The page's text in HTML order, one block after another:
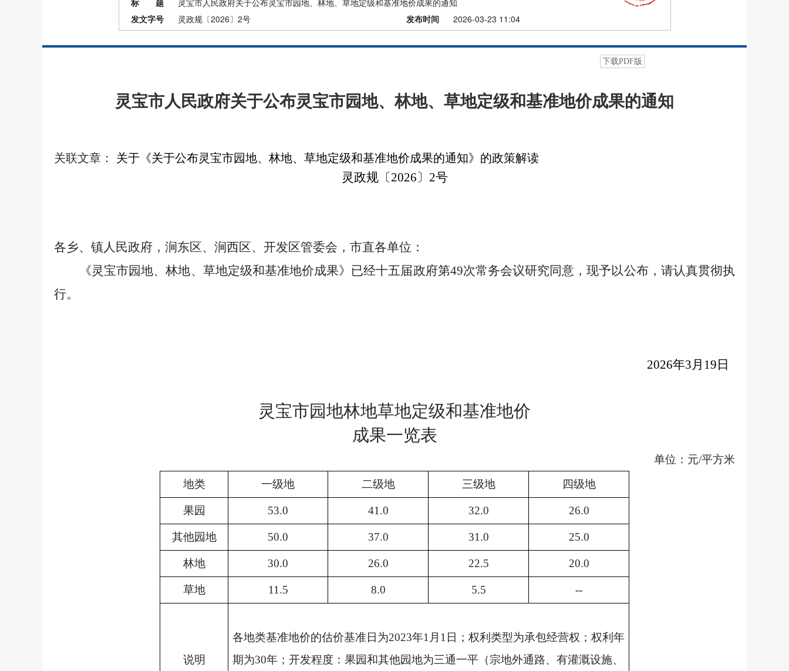
标 题
灵宝市人民政府关于公布灵宝市园地、林地、草地定级和基准地价成果的通知
发文字号
灵政规〔2026〕2号 发布时间 2026-03-23 11:04
下载PDF版
灵宝市人民政府关于公布灵宝市园地、林地、草地定级和基准地价成果的通知
关联文章： 关于《关于公布灵宝市园地、林地、草地定级和基准地价成果的通知》的政策解读
灵政规〔2026〕2号
各乡、镇人民政府，涧东区、涧西区、开发区管委会，市直各单位：
《灵宝市园地、林地、草地定级和基准地价成果》已经十五届政府第49次常务会议研究同意，现予以公布，请认真贯彻执
行。
2026年3月19日
灵宝市园地林地草地定级和基准地价
成果一览表
单位：元/平方米
地类
一级地 二级地 三级地 四级地
果园 53.0 41.0 32.0 26.0
其他园地 50.0 37.0 31.0 25.0
林地 30.0 26.0 22.5 20.0
草地 11.5 8.0 5.5 --
说明
各地类基准地价的估价基准日为2023年1 月 1 日；权利类型为承包经营权；权利年
期为30年；开发程度：果园和其他园地为三通一平（宗地外通路、有灌溉设施、